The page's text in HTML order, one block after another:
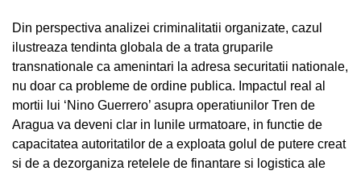
Din perspectiva analizei criminalitatii organizate, cazul
ilustreaza tendinta globala de a trata gruparile
transnationale ca amenintari la adresa securitatii nationale,
nu doar ca probleme de ordine publica. Impactul real al
mortii lui ‘Nino Guerrero’ asupra operatiunilor Tren de
Aragua va deveni clar in lunile urmatoare, in functie de
capacitatea autoritatilor de a exploata golul de putere creat
si de a dezorganiza retelele de finantare si logistica ale